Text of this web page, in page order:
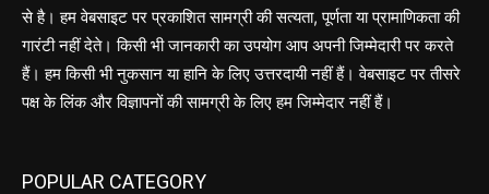
से है। हम वेबसाइट पर प्रकाशित सामग्री की सत्यता, पूर्णता या प्रामाणिकता की
गारंटी नहीं देते। किसी भी जानकारी का उपयोग आप अपनी जिम्मेदारी पर करते
हैं। हम किसी भी नुकसान या हानि के लिए उत्तरदायी नहीं हैं। वेबसाइट पर तीसरे
पक्ष के लिंक और विज्ञापनों की सामग्री के लिए हम जिम्मेदार नहीं हैं।
POPULAR CATEGORY